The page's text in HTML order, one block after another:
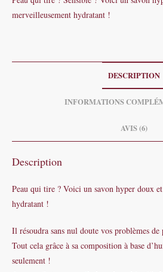
d'avoine
merveilleusement hydratant !
DESCRIPTION
INFORMATIONS
AVIS (6)
Description
Peau qui tire ? Voici un savon hyper doux
hydratant !
Il résoudra sans nul doute vos problèmes
Tout cela grâce à sa composition à base
seulement !